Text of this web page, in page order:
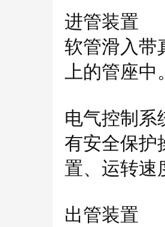
进管装置
软管滑入带
上的管座中
电气控制系
有安全保护
置、运转速
出管装置